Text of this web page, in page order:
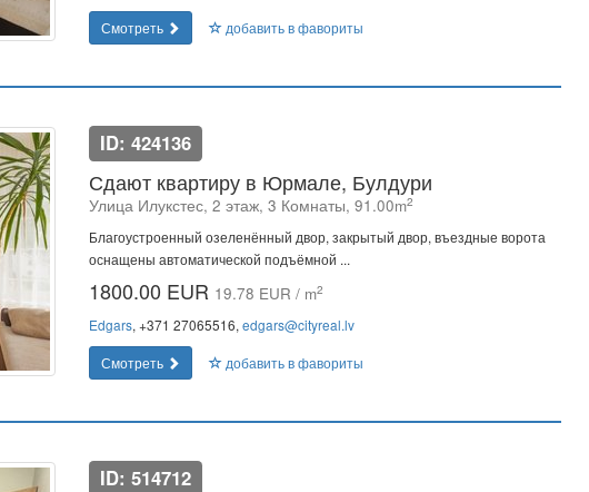
Смотреть
добавить в фавориты
ID: 424136
Сдают квартиру в Юрмале, Булдури
Улица Илукстес, 2 этаж, 3 Комнаты, 91.00m2
Благоустроенный озеленённый двор, закрытый двор, въездные ворота
оснащены автоматической подъёмной ...
1800.00 EUR 19.78 EUR / m2
Edgars, +371 27065516, edgars@cityreal.lv
Смотреть
добавить в фавориты
ID: 514712